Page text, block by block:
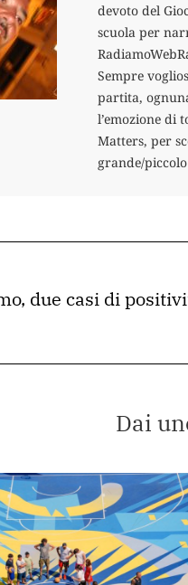
devoto del
scuola per
Sempre
partita,
l’emozione di
Matters, per
grande/
due casi di
Dai